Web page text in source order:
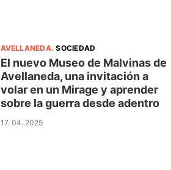
AVELLANEDA.SOCIEDAD
El nuevo Museo de Malvinas de
Avellaneda, una invitación a
volar en un Mirage y aprender
sobre la guerra desde adentro
17. 04. 2025